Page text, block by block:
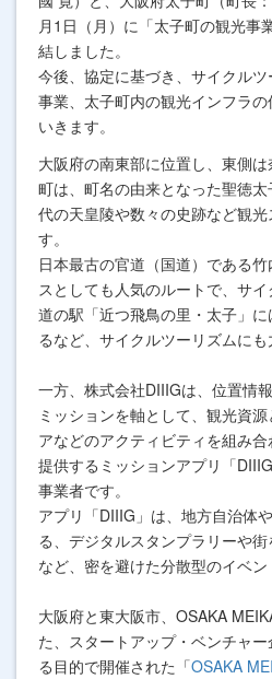
月1日（月）に「太子町の観光事
結しました。
今後、協定に基づき、サイクル
事業、太子町内の観光インフラ
いきます。
大阪府の南東部に位置し、東側
町は、町名の由来となった聖徳
代の天皇陵や数々の史跡など観
す。
日本最古の官道（国道）である
スとしても人気のルートで、サ
道の駅「近つ飛鳥の里・太子」
るなど、サイクルツーリズムにも
一方、株式会社DIIIGは、位置情
ミッションを軸として、観光資
アなどのアクティビティを組み
提供するミッションアプリ「
事業者です。
アプリ「DIIIG」は、地方自治体
る、デジタルスタンプラリーや
など、密を避けた分散型のイベン
大阪府と東大阪市、OSAKA
た、スタートアップ・ベンチャ
る目的で開催された「OSAKA